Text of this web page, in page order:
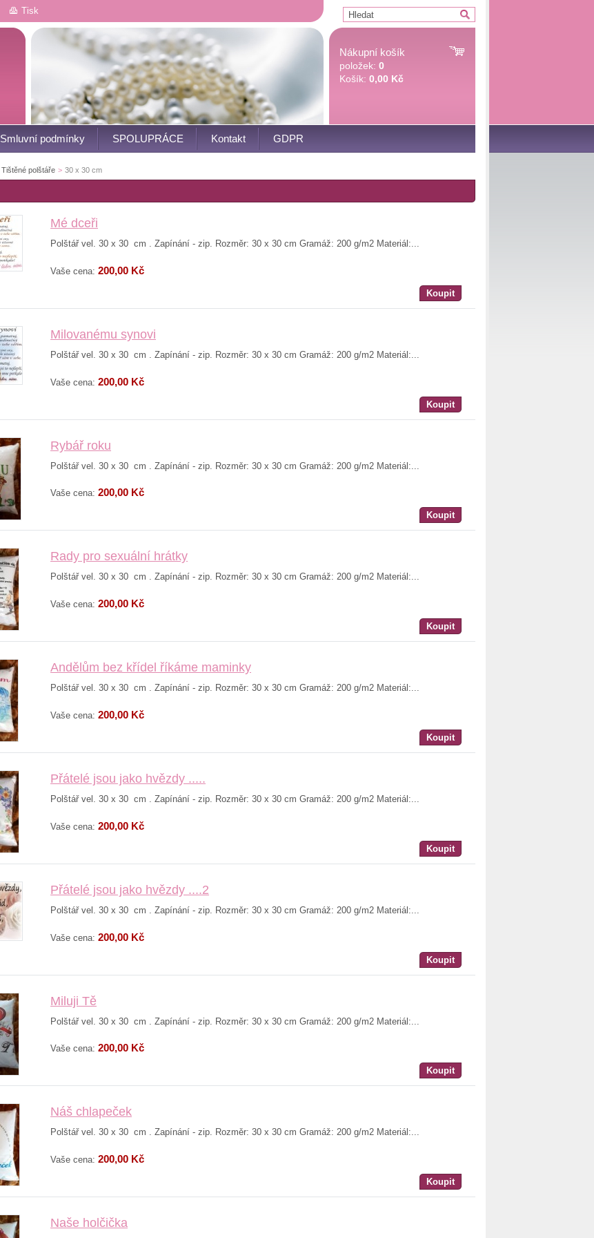
Tisk
Nákupní košík
položek: 0
Košík: 0,00 Kč
Smluvní podmínky SPOLUPRÁCE Kontakt GDPR
Tištěné polštáře > 30 x 30 cm
Mé dceři
Polštář vel. 30 x 30 cm . Zapínání - zip. Rozměr: 30 x 30 cm Gramáž: 200 g/m2 Materiál:...
Vaše cena: 200,00 Kč
Koupit
Milovanému synovi
Polštář vel. 30 x 30 cm . Zapínání - zip. Rozměr: 30 x 30 cm Gramáž: 200 g/m2 Materiál:...
Vaše cena: 200,00 Kč
Koupit
Rybář roku
Polštář vel. 30 x 30 cm . Zapínání - zip. Rozměr: 30 x 30 cm Gramáž: 200 g/m2 Materiál:...
Vaše cena: 200,00 Kč
Koupit
Rady pro sexuální hrátky
Polštář vel. 30 x 30 cm . Zapínání - zip. Rozměr: 30 x 30 cm Gramáž: 200 g/m2 Materiál:...
Vaše cena: 200,00 Kč
Koupit
Andělům bez křídel říkáme maminky
Polštář vel. 30 x 30 cm . Zapínání - zip. Rozměr: 30 x 30 cm Gramáž: 200 g/m2 Materiál:...
Vaše cena: 200,00 Kč
Koupit
Přátelé jsou jako hvězdy .....
Polštář vel. 30 x 30 cm . Zapínání - zip. Rozměr: 30 x 30 cm Gramáž: 200 g/m2 Materiál:...
Vaše cena: 200,00 Kč
Koupit
Přátelé jsou jako hvězdy ....2
Polštář vel. 30 x 30 cm . Zapínání - zip. Rozměr: 30 x 30 cm Gramáž: 200 g/m2 Materiál:...
Vaše cena: 200,00 Kč
Koupit
Miluji Tě
Polštář vel. 30 x 30 cm . Zapínání - zip. Rozměr: 30 x 30 cm Gramáž: 200 g/m2 Materiál:...
Vaše cena: 200,00 Kč
Koupit
Náš chlapeček
Polštář vel. 30 x 30 cm . Zapínání - zip. Rozměr: 30 x 30 cm Gramáž: 200 g/m2 Materiál:...
Vaše cena: 200,00 Kč
Koupit
Naše holčička